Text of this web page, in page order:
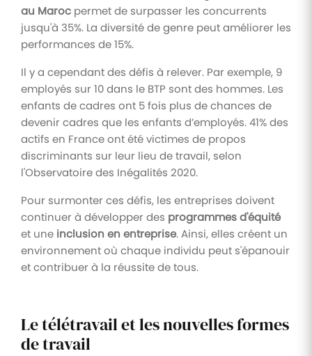
au Maroc permet de surpasser les concurrents
jusqu'à 35%. La diversité de genre peut améliorer les
performances de 15%.
Il y a cependant des défis à relever. Par exemple, 9
employés sur 10 dans le BTP sont des hommes. Les
enfants de cadres ont 5 fois plus de chances de
devenir cadres que les enfants d’employés. 41% des
actifs en France ont été victimes de propos
discriminants sur leur lieu de travail, selon
l'Observatoire des Inégalités 2020.
Pour surmonter ces défis, les entreprises doivent
continuer à développer des programmes d'équité
et une inclusion en entreprise. Ainsi, elles créent un
environnement où chaque individu peut s'épanouir
et contribuer à la réussite de tous.
Le télétravail et les nouvelles formes
de travail